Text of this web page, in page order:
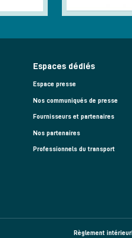
Espaces dédiés
Espace presse
Nos communiqués de presse
Fournisseurs et partenaires
Nos partenaires
Professionnels du transport
Règlement intérieur